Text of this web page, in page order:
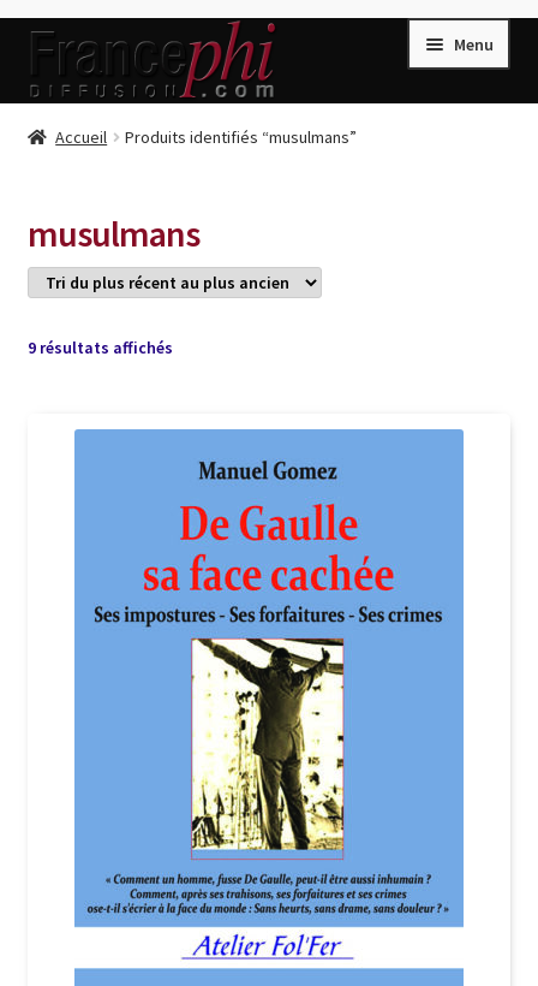
Aller
la
Aller
contenu
Menu
Accueil
Conditions de Vente
Connection
Listes d’Envies
Livres de Peter Randa
Livres de Philippe Randa
Login Customizer
Newsletter
Politique de confidentialité et cookies
Qui sommes-nous ?
Soutien à Philippe Randa
Suivi de la Commande
Accueil Produits identifiés “musulmans”
musulmans
9 résultats affichésTrié
récent
plus
ancien